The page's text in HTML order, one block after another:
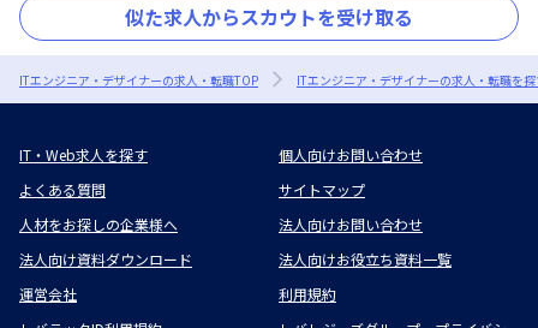
似た求人からスカウトを受け取る
ITエンジニア・デザイナーの求人・転職TOP ITエンジニア・デザイナーの求人・転職を
IT・Web求人を探す
個人向けお問い合わせ
よくある質問
サイトマップ
人材をお探しの企業様へ
法人向けお問い合わせ
法人向け資料ダウンロード
法人向けお役立ち資料一覧
運営会社
利用規約